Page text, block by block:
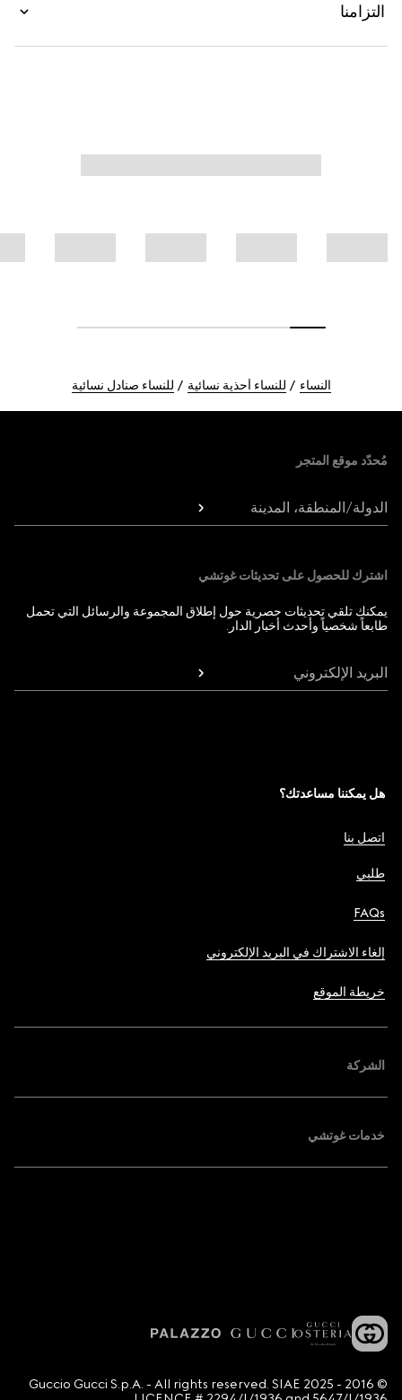
التزامنا
النساء للنساء أحذية نسائية للنساء صنادل نسائية
مُحدّد موقع المتجر
الدولة/المنطقة، المدينة
اشترك للحصول على تحديثات غوتشي
يمكنك تلقي تحديثات حصرية حول إطلاق المجموعة والرسائل التي تحمل
طابعاً شخصياً وأحدث أخبار الدار.
البريد الإلكتروني
هل يمكننا مساعدتك؟
اتصل بنا
طلبي
FAQs
إلغاء الاشتراك في البريد الإلكتروني
خريطة الموقع
الشركة
خدمات غوتشي
© 2016 - 2025 Guccio Gucci S.p.A. - All rights reserved. SIAE